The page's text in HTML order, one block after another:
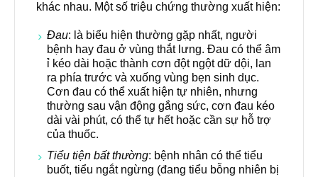
khác nhau. Một số triệu chứng thường xuất hiện:
Đau: là biểu hiện thường gặp nhất, người
bệnh hay đau ở vùng thắt lưng. Đau có thể âm
ỉ kéo dài hoặc thành cơn đột ngột dữ dội, lan
ra phía trước và xuống vùng bẹn sinh dục.
Cơn đau có thể xuất hiện tự nhiên, nhưng
thường sau vận động gắng sức, cơn đau kéo
dài vài phút, có thể tự hết hoặc cần sự hỗ trợ
của thuốc.
Tiểu tiện bất thường: bệnh nhân có thể tiểu
buốt, tiểu ngắt ngừng (đang tiểu bỗng nhiên bị